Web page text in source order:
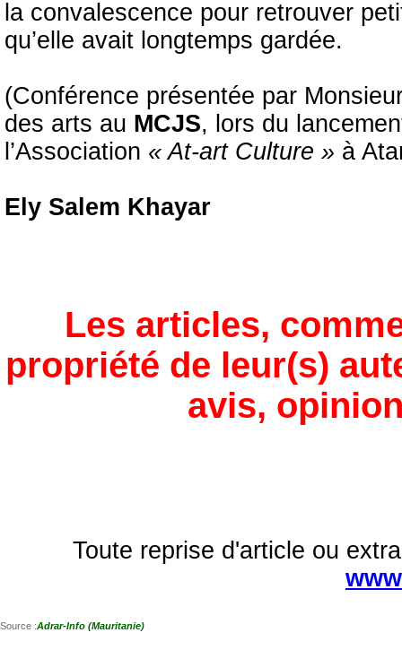
la convalescence pour retrouver
qu’elle avait longtemps gardée.
(Conférence présentée par
des arts au MCJS, lors du
l’Association « At-art Culture » à
Ely Salem Khayar
Les articles,
propriété de leur(s)
avis,
Toute reprise d'article ou
Source :Adrar-Info (Mauritanie)